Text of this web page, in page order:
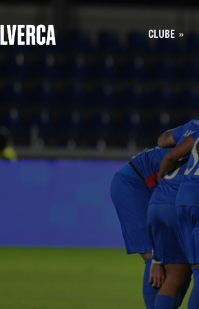
CLUBE
Acreditação